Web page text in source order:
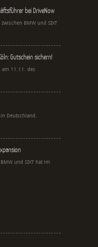
bei DriveNow
BMW und SIXT
Gutschein sichern!
am 11.11. des
Deutschland.
und SIXT hat im